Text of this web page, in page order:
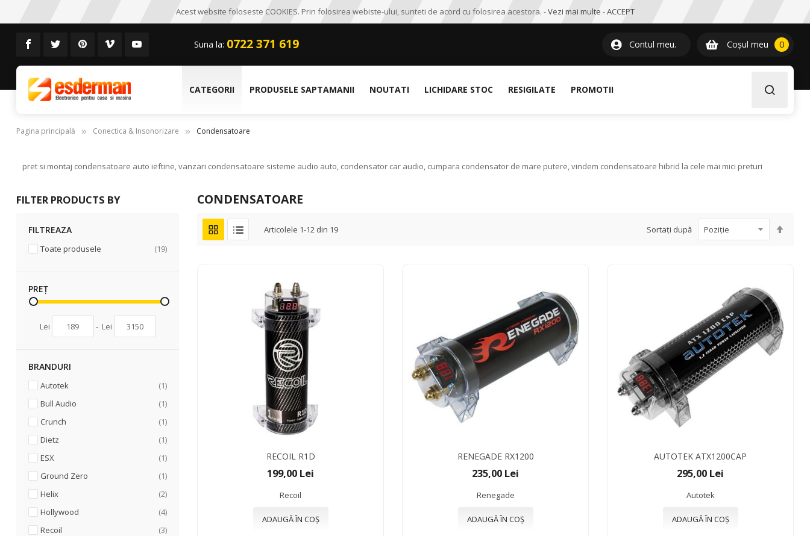
Acest website foloseste COOKIES. Prin folosirea webiste-ului, sunteti de acord cu folosirea acestora. -Vezi mai multe -ACCEPT
Suna la: 0722 371 619 Contul meu. Coșul meu 00item
CATEGORII PRODUSELE SAPTAMANII NOUTATI LICHIDARE STOC RESIGILATE PROMOTII
Pagina principală Conectica & Insonorizare Condensatoare
pret si montaj condensatoare auto ieftine, vanzari condensatoare sisteme audio auto, condensator car audio, cumpara condensator de mare putere, vindem condensatoare hibrid la cele mai mici preturi
CONDENSATOARE
Articolele 1-12 din 19 Sortați după
RECOIL R1D
199,00 Lei
Recoil
ADAUGĂ ÎN COȘ
RENEGADE RX1200
235,00 Lei
Renegade
ADAUGĂ ÎN COȘ
AUTOTEK ATX1200CAP
295,00 Lei
Autotek
ADAUGĂ ÎN COȘ
FILTER PRODUCTS BY
FILTREAZA
Toate produsele 19articole
PREȚ
Lei - Lei
BRANDURI
Autotek 1articol
Bull Audio
1articol
Crunch
1articol
Dietz
1articol
ESX
1articol
Ground Zero
1articol
Helix
2articole
Hollywood
4articole
Recoil
3articole